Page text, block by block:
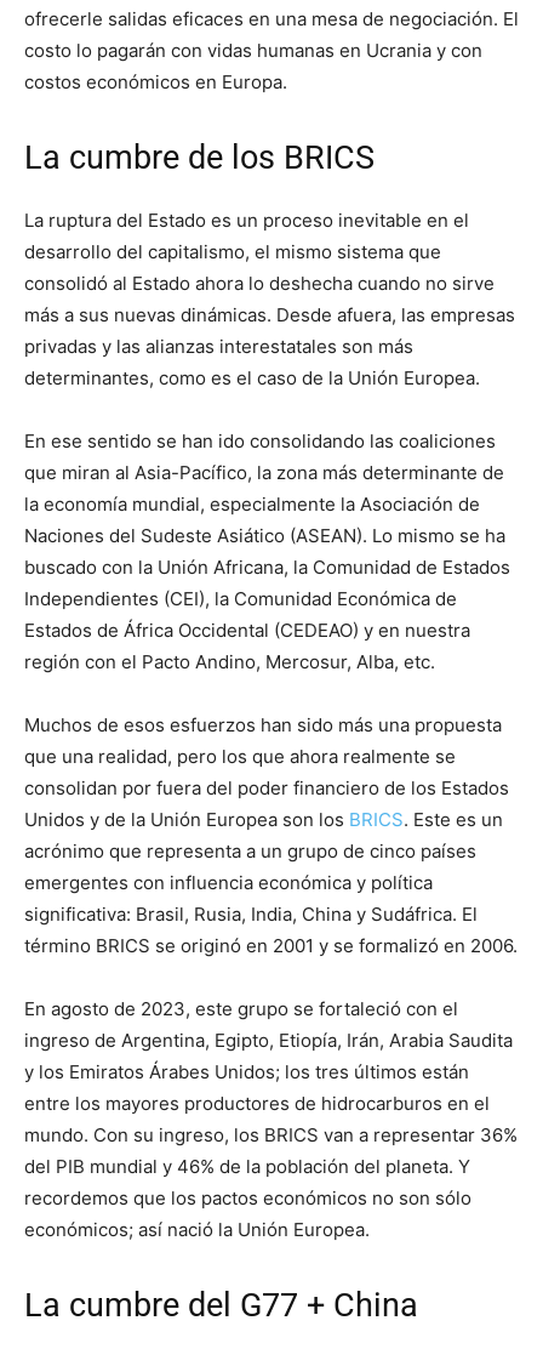
ofrecerle salidas eficaces en una mesa de negociación. El
costo lo pagarán con vidas humanas en Ucrania y con
costos económicos en Europa.
La cumbre de los BRICS
La ruptura del Estado es un proceso inevitable en el
desarrollo del capitalismo, el mismo sistema que
consolidó al Estado ahora lo deshecha cuando no sirve
más a sus nuevas dinámicas. Desde afuera, las empresas
privadas y las alianzas interestatales son más
determinantes, como es el caso de la Unión Europea.
En ese sentido se han ido consolidando las coaliciones
que miran al Asia-Pacífico, la zona más determinante de
la economía mundial, especialmente la Asociación de
Naciones del Sudeste Asiático (ASEAN). Lo mismo se ha
buscado con la Unión Africana, la Comunidad de Estados
Independientes (CEI), la Comunidad Económica de
Estados de África Occidental (CEDEAO) y en nuestra
región con el Pacto Andino, Mercosur, Alba, etc.
Muchos de esos esfuerzos han sido más una propuesta
que una realidad, pero los que ahora realmente se
consolidan por fuera del poder financiero de los Estados
Unidos y de la Unión Europea son los BRICS. Este es un
acrónimo que representa a un grupo de cinco países
emergentes con influencia económica y política
significativa: Brasil, Rusia, India, China y Sudáfrica. El
término BRICS se originó en 2001 y se formalizó en 2006.
En agosto de 2023, este grupo se fortaleció con el
ingreso de Argentina, Egipto, Etiopía, Irán, Arabia Saudita
y los Emiratos Árabes Unidos; los tres últimos están
entre los mayores productores de hidrocarburos en el
mundo. Con su ingreso, los BRICS van a representar 36%
del PIB mundial y 46% de la población del planeta. Y
recordemos que los pactos económicos no son sólo
económicos; así nació la Unión Europea.
La cumbre del G77 + China